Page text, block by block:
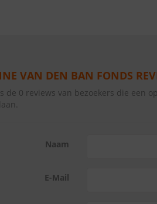
VAN DEN BAN FONDS
de 0 reviews van bezoekers die een
Naam
E-Mail